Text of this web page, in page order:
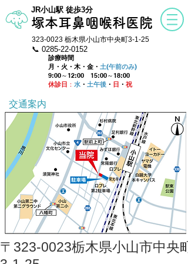
323-0023 栃木県小山市中央町3-1-25
塚本耳鼻咽喉科医院
​JR小山駅 徒歩3分
📞 0285-22-0152
診療時間
月・火・木・金・ 土(午前のみ)
9:00～12:00 15:00～18:00
休診日 ： 水 ・ 土午後 ・ 日 ・ 祝
​交通案内
〒323-0023栃木県小山市中央町